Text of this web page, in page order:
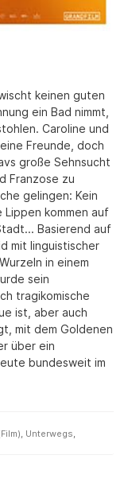
keinen guten
ein Bad nimmt,
Caroline und
Freunde, doch
große Sehnsucht
Franzose zu
gelingen: Kein
kommen auf
Basierend auf
mit linguistischer
in einem
sein
tragikomische
ist, aber auch
mit dem Goldenen
über ein
bundesweit im
, Unterwegs,